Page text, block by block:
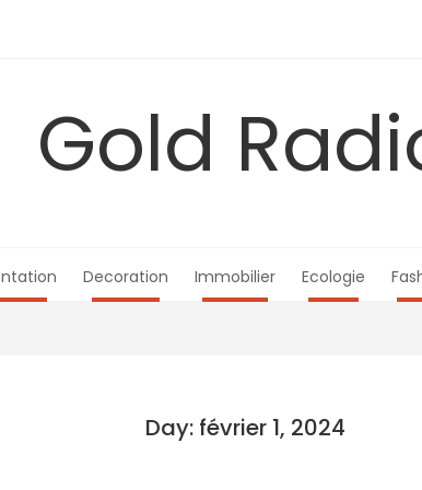
Gold
Decoration Immobilier Ecologie
Day: février 1, 2024